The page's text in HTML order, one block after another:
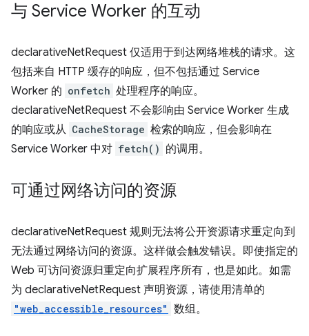
与 Service Worker 的互动
declarativeNetRequest 仅适用于到达网络堆栈的请求。这
包括来自 HTTP 缓存的响应，但不包括通过 Service
Worker 的 onfetch 处理程序的响应。
declarativeNetRequest 不会影响由 Service Worker 生成
的响应或从 CacheStorage 检索的响应，但会影响在
Service Worker 中对 fetch() 的调用。
可通过网络访问的资源
declarativeNetRequest 规则无法将公开资源请求重定向到
无法通过网络访问的资源。这样做会触发错误。即使指定的
Web 可访问资源归重定向扩展程序所有，也是如此。如需
为 declarativeNetRequest 声明资源，请使用清单的
"web_accessible_resources" 数组。